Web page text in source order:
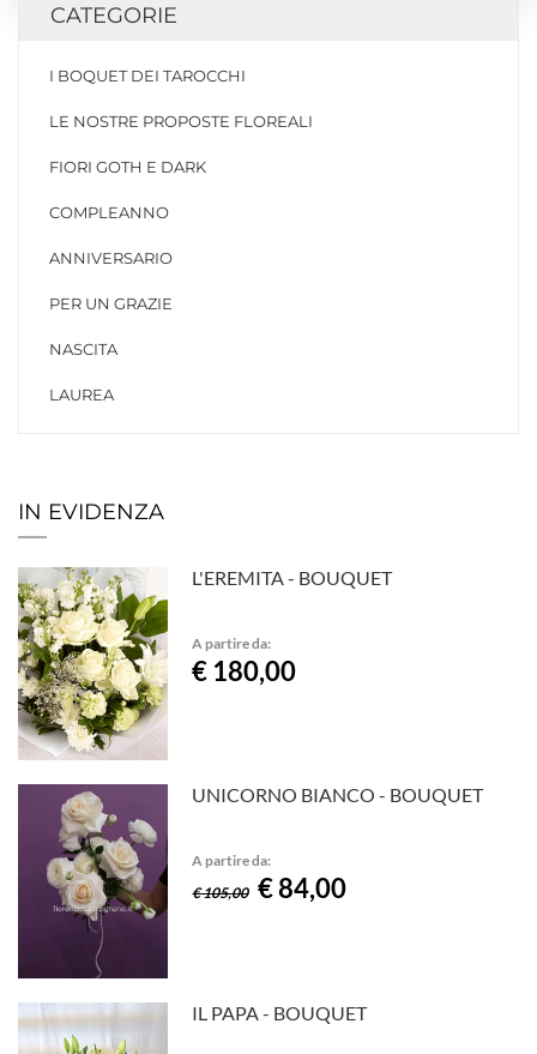
CATEGORIE
I BOQUET DEI TAROCCHI
LE NOSTRE PROPOSTE FLOREALI
FIORI GOTH E DARK
COMPLEANNO
ANNIVERSARIO
PER UN GRAZIE
NASCITA
LAUREA
IN EVIDENZA
L'EREMITA - BOUQUET
A partire da:
€ 180,00
UNICORNO BIANCO - BOUQUET
A partire da:
€ 105,00€ 84,00
IL PAPA - BOUQUET